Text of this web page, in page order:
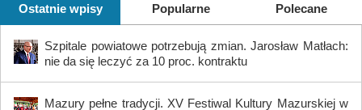
Ostatnie wpisy Popularne Polecane
Szpitale powiatowe potrzebują zmian. Jarosław Matłach:
nie da się leczyć za 10 proc. kontraktu
Mazury pełne tradycji. XV Festiwal Kultury Mazurskiej w